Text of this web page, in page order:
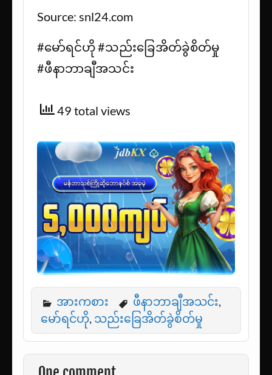
Source: snl24.com
#မော်ရင်ဟို #သည်းခြေအိတ်ခွဲစိတ်မှု
#ဖီနာဘာချီအသင်း
49 total views
အားကစား ဖီနာဘာချီအသင်း,
မော်ရင်ဟို, သည်းခြေအိတ်ခွဲစိတ်မှု